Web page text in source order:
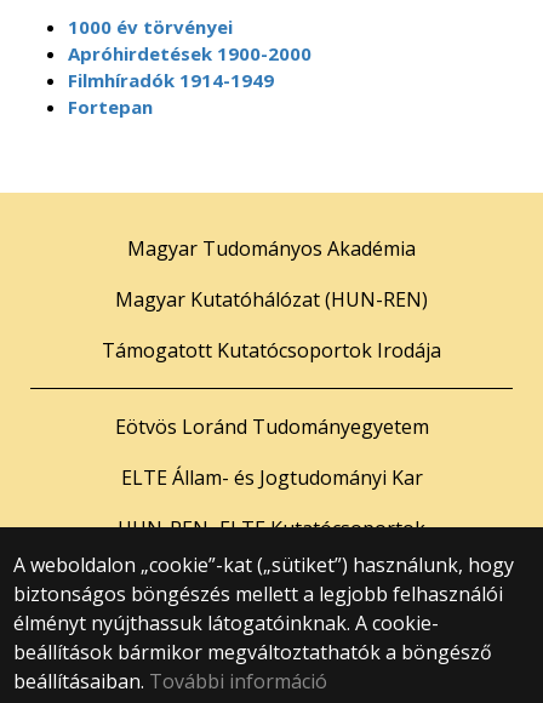
1000 év törvényei
Apróhirdetések 1900-2000
Filmhíradók 1914-1949
Fortepan
A weboldalon „cookie”-kat („sütiket”) használunk, hogy
biztonságos böngészés mellett a legjobb felhasználói
élményt nyújthassuk látogatóinknak. A cookie-
beállítások bármikor megváltoztathatók a böngésző
beállításaiban. További információ
Magyar Tudományos Akadémia
Magyar Kutatóhálózat (HUN-REN)
Támogatott Kutatócsoportok Irodája
Eötvös Loránd Tudományegyetem
ELTE Állam- és Jogtudományi Kar
HUN-REN–ELTE Kutatócsoportok
© 2025 Eötvös Loránd Tudományegyetem
Minden jog fenntartva.
1053 Budapest, Egyetem tér 1–3.
Központi telefonszám: +36 1 411 6500